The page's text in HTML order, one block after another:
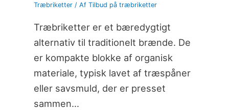
Træbriketter/ Af Tilbud på træbriketter
Træbriketter er et bæredygtigt
alternativ til traditionelt brænde. De
er kompakte blokke af organisk
materiale, typisk lavet af træspåner
eller savsmuld, der er presset
sammen…